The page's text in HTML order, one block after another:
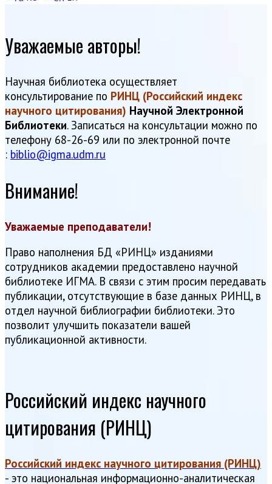
Уважаемые авторы!
Научная библиотека осуществляет
консультирование по РИНЦ (Российский индекс
научного цитирования) Научной Электронной
Библиотеки. Записаться на консультации можно по
телефону 68-26-69 или по электронной почте
: biblio@igma.udm.ru
Внимание!
Уважаемые преподаватели!
Право наполнения БД «РИНЦ» изданиями
сотрудников академии предоставлено научной
библиотеке ИГМА. В связи с этим просим передавать
публикации, отсутствующие в базе данных РИНЦ, в
отдел научной библиографии библиотеки. Это
позволит улучшить показатели вашей
публикационной активности.
Российский индекс научного
цитирования (РИНЦ)
Российский индекс научного цитирования (РИНЦ)
- это национальная информационно-аналитическая